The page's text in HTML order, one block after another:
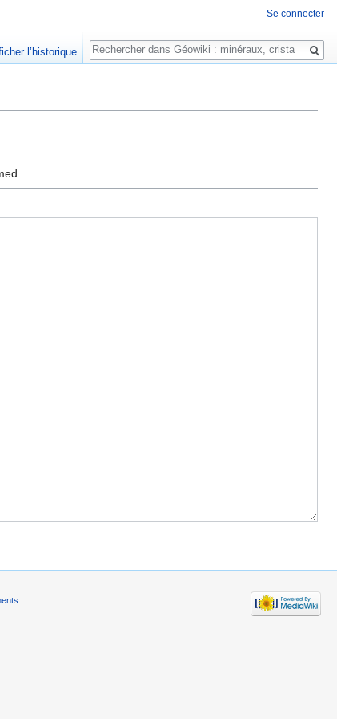
Se connecter
l’historique
Rechercher